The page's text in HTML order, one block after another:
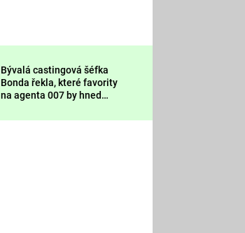
Prima LAJK
Sledujte nás
Bývalá castingová šéfka
Bonda řekla, které favority
na agenta 007 by hned